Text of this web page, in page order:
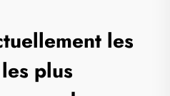
les
plus